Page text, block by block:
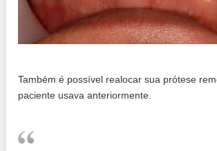
Também é possível realocar sua prótese
paciente usava anteriormente.